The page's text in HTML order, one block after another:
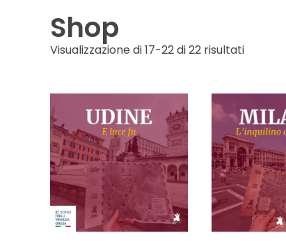
Shop
Visualizzazione di 17-22 di 22 risultati